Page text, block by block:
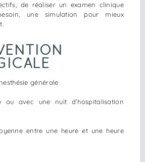
de réaliser un examen clinique
une simulation pour mieux
générale
ou avec une nuit d’hospitalisation
entre une heure et une heure